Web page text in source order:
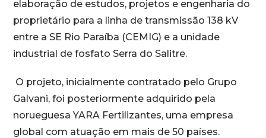
elaboração de estudos, projetos e engenharia do
proprietário para a linha de transmissão 138 kV
entre a SE Rio Paraíba (CEMIG) e a unidade
industrial de fosfato Serra do Salitre.
O projeto, inicialmente contratado pelo Grupo
Galvani, foi posteriormente adquirido pela
norueguesa YARA Fertilizantes, uma empresa
global com atuação em mais de 50 países.